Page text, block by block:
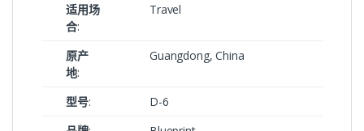
适用场
合:
Travel
原产
地:
Guangdong, China
型号:
D-6